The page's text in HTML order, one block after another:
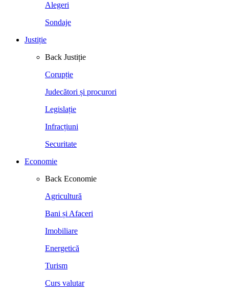
Alegeri
Sondaje
Justiție
Back Justiție
Corupție
Judecători și procurori
Legislație
Infracțiuni
Securitate
Economie
Back Economie
Agricultură
Bani și Afaceri
Imobiliare
Energetică
Turism
Curs valutar